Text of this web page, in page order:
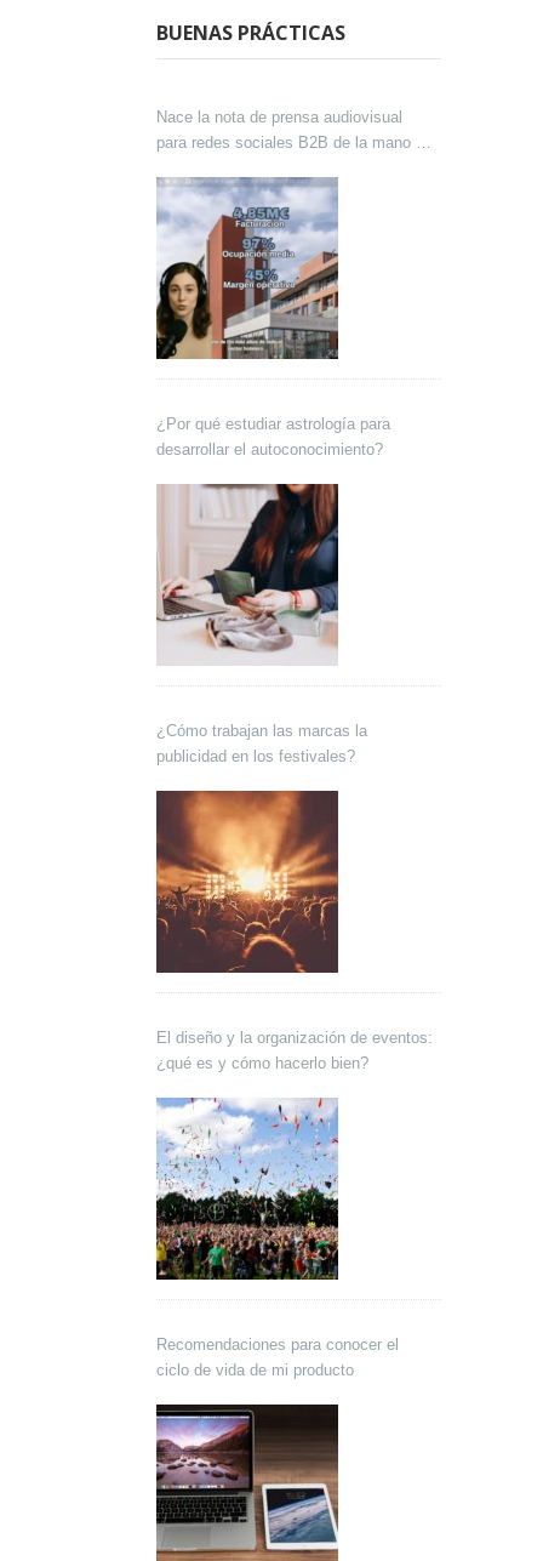
BUENAS PRÁCTICAS
Nace la nota de prensa audiovisual
para redes sociales B2B de la mano de
¿Por qué estudiar astrología para
desarrollar el autoconocimiento?
¿Cómo trabajan las marcas la
publicidad en los festivales?
El diseño y la organización de eventos:
¿qué es y cómo hacerlo bien?
Recomendaciones para conocer el
ciclo de vida de mi producto